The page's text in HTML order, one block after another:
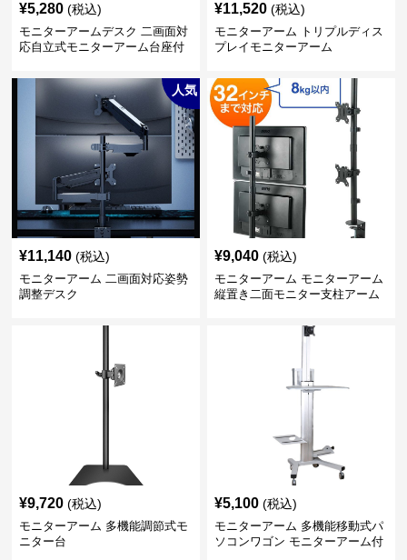
¥5,280 (税込)
モニターアームデスク 二画面対
応自立式モニターアーム台座付
¥11,520 (税込)
モニターアーム トリプルディス
プレイモニターアーム
人気
¥11,140 (税込)
モニターアーム 二画面対応姿勢
調整デスク
¥9,040 (税込)
モニターアーム モニターアーム
縦置き二面モニター支柱アーム
¥9,720 (税込)
モニターアーム 多機能調節式モ
ニター台
¥5,100 (税込)
モニターアーム 多機能移動式パ
ソコンワゴン モニターアーム付